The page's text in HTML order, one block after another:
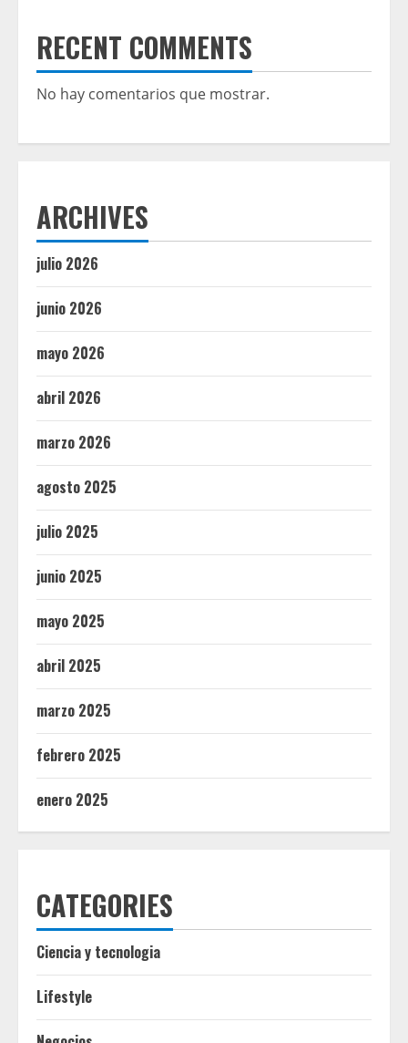
RECENT COMMENTS
No hay comentarios que mostrar.
ARCHIVES
julio 2026
junio 2026
mayo 2026
abril 2026
marzo 2026
agosto 2025
julio 2025
junio 2025
mayo 2025
abril 2025
marzo 2025
febrero 2025
enero 2025
CATEGORIES
Ciencia y tecnologia
Lifestyle